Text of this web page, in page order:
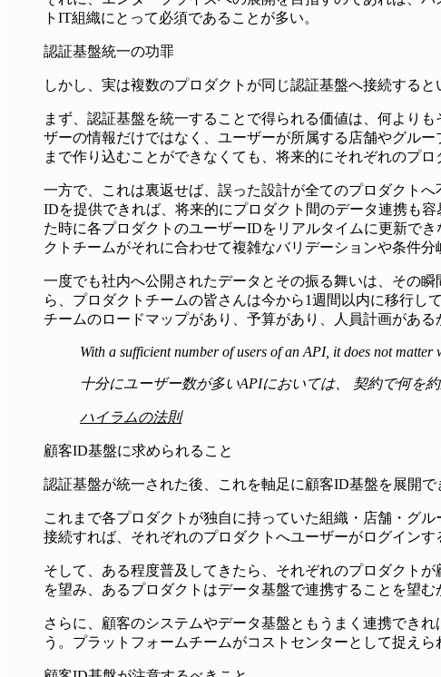
トIT組織にとって必須であることが多い。
認証基盤統一の功罪
しかし、実は複数のプロダクトが同じ認証基盤へ接続する
まず、認証基盤を統一することで得られる価値は、何より
ザーの情報だけではなく、ユーザーが所属する店舗やグル
まで作り込むことができなくても、将来的にそれぞれのプ
一方で、これは裏返せば、誤った設計が全てのプロダクト
IDを提供できれば、将来的にプロダクト間のデータ連携も
た時に各プロダクトのユーザーIDをリアルタイムに更新で
クトチームがそれに合わせて複雑なバリデーションや条件分
一度でも社内へ公開されたデータとその振る舞いは、その
ら、プロダクトチームの皆さんは今から1週間以内に移行し
チームのロードマップがあり、予算があり、人員計画があ
With a sufficient number of users of an API, it does not
十分にユーザー数が多いAPIにおいては、 契約で何を
ハイラムの法則
顧客ID基盤に求められること
認証基盤が統一された後、これを軸足に顧客ID基盤を展開で
これまで各プロダクトが独自に持っていた組織・店舗・グ
接続すれば、それぞれのプロダクトへユーザーがログイン
そして、ある程度普及してきたら、それぞれのプロダクト
を望み、あるプロダクトはデータ基盤で連携することを望む
さらに、顧客のシステムやデータ基盤ともうまく連携でき
う。プラットフォームチームがコストセンターとして捉え